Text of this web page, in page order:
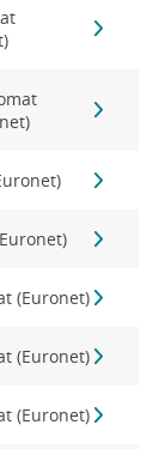
(Euronet)
(Euronet)
(Euronet)